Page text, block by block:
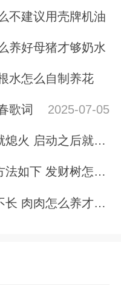
2025-07-05
不建议用壳牌机油
2025-07-05
养好母猪才够奶水
2025-07-05
水怎么自制养花
歌词 2025-07-05
摩托车刚启动运转几下就熄火
2025-07-05
财树怎么养才结种子
2025-07-05
肉怎么养才不会死